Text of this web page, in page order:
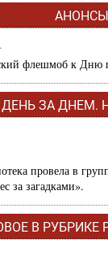
АНОНСЫ
флешмоб к Дню
ДЕНЬ ЗА ДНЕМ.
провела в
за загадками».
В РУБРИКЕ